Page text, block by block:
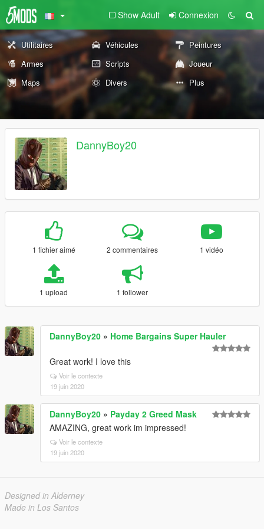
Show Adult Connexion
Utilitaires Véhicules
Peintures
Armes
Scripts
Joueur
Maps
Divers Plus
DannyBoy20
1 fichier aimé 2 commentaires 1 vidéo
1 upload 1 follower
DannyBoy20 » Home Bargains Super Hauler
Great work! I love this
Voir le contexte
19 juin 2020
DannyBoy20 » Payday 2 Greed Mask
AMAZING, great work im impressed!
Voir le contexte
19 juin 2020
Designed in Alderney
Made in Los Santos